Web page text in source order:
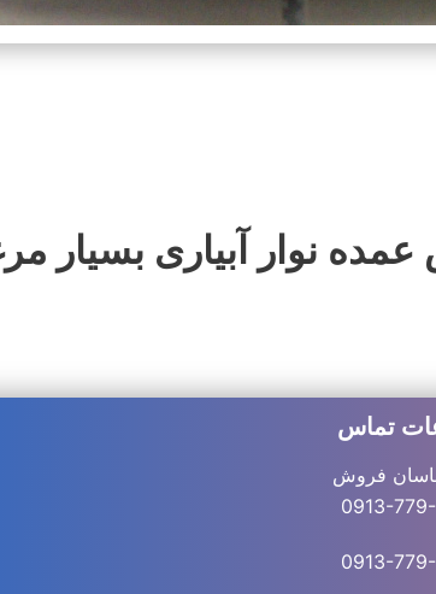
آبیاری بسیار مرغوب 8595-
تماس
0913-
0913-